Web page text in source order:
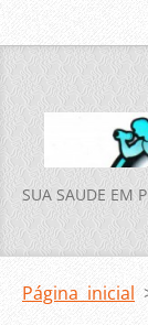
SUA SAUDE EM
Página inicial